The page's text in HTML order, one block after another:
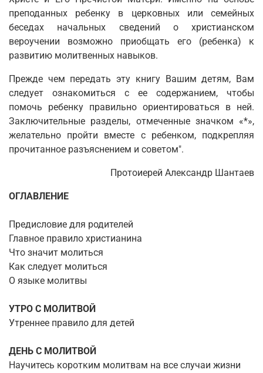
преподанных ребенку в церковных или семейных
беседах начальных сведений о христианском
вероучении возможно приобщать его (ребенка) к
развитию молитвенных навыков.
Прежде чем передать эту книгу Вашим детям, Вам
следует ознакомиться с ее содержанием, чтобы
помочь ребенку правильно ориентироваться в ней.
Заключительные разделы, отмеченные значком «*»,
желательно пройти вместе с ребенком, подкрепляя
прочитанное разъяснением и советом".
Протоиерей Александр Шантаев
ОГЛАВЛЕНИЕ
Предисловие для родителей
Главное правило христианина
Что значит молиться
Как следует молиться
О языке молитвы
УТРО С МОЛИТВОЙ
Утреннее правило для детей
ДЕНЬ С МОЛИТВОЙ
Научитесь коротким молитвам на все случаи жизни